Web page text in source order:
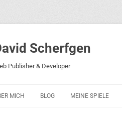
Scherfgen
Publisher & Developer
MICH BLOG MEINE SPIELE